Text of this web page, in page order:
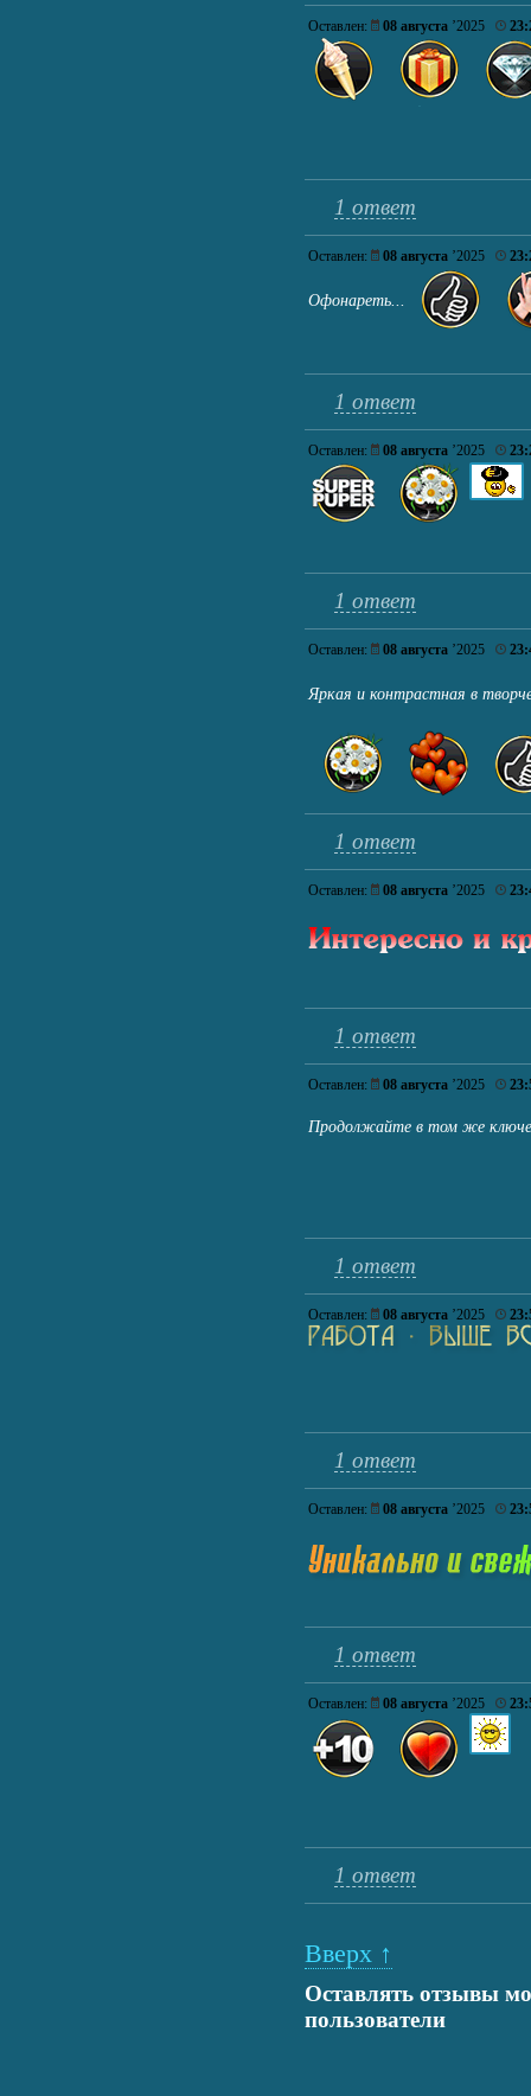
Оставлен: 08 августа ’2025
1 ответ
Оставлен: 08 августа ’2025
Офонареть...
1 ответ
Оставлен: 08 августа ’2025
1 ответ
Оставлен: 08 августа ’2025
Яркая и контрастная в
1 ответ
Оставлен: 08 августа ’2025
1 ответ
Оставлен: 08 августа ’2025
Продолжайте в том же
1 ответ
Оставлен: 08 августа ’2025
1 ответ
Оставлен: 08 августа ’2025
1 ответ
Оставлен: 08 августа ’2025
1 ответ
Вверх ↑
Оставлять отзывы
пользователи